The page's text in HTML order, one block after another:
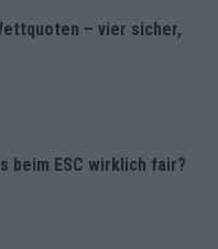
– vier sicher,
beim ESC wirklich fair?